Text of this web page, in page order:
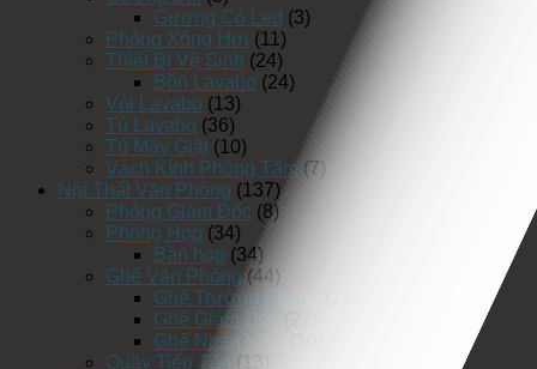
Gương Có Led (3)
Phòng Xông Hơi (11)
Thiết Bị Vệ Sinh (24)
Bồn Lavabo (24)
Vòi Lavabo (13)
Tủ Lavabo (36)
Tủ Máy Giặt (10)
Vách Kính Phòng Tắm (7)
Nội Thất Văn Phòng (137)
Phòng Giám Đốc (8)
Phòng Họp (34)
Bàn họp (34)
Ghế Văn Phòng (44)
Ghế Trưởng Phòng
Ghế Giám Đốc
Ghế Nhân Viên
Quầy Tiếp Tân (13)